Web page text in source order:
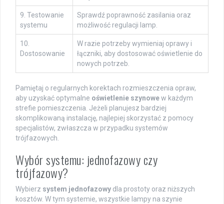
9. Testowanie
systemu
Sprawdź poprawność zasilania oraz
możliwość regulacji lamp.
10.
Dostosowanie
W razie potrzeby wymieniaj oprawy i
łączniki, aby dostosować oświetlenie do
nowych potrzeb.
Pamiętaj o regularnych korektach rozmieszczenia opraw,
aby uzyskać optymalne oświetlenie szynowew każdym
strefie pomieszczenia. Jeżeli planujesz bardziej
skomplikowaną instalację, najlepiej skorzystać z pomocy
specjalistów, zwłaszcza w przypadku systemów
trójfazowych.
Wybór systemu: jednofazowy czy
trójfazowy?
Wybierz system jednofazowy dla prostoty oraz niższych
kosztów. W tym systemie, wszystkie lampy na szynie